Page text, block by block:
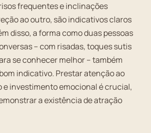
frequentes e inclinações
ao outro, são indicativos claros
disso, a forma como duas pessoas
– com risadas, toques sutis
se conhecer melhor – também
indicativo. Prestar atenção ao
e investimento emocional é crucial,
a existência de atração